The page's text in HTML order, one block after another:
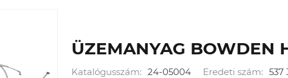
ÜZEMANYAG BOWDEN
Katalógusszám: 24-05004 Eredeti szám: 537